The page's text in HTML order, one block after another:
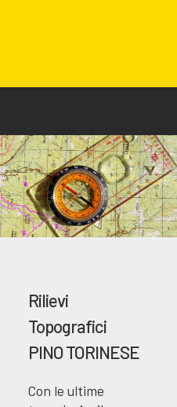
Rilievi
Topografici
PINO TORINESE
Con le ultime